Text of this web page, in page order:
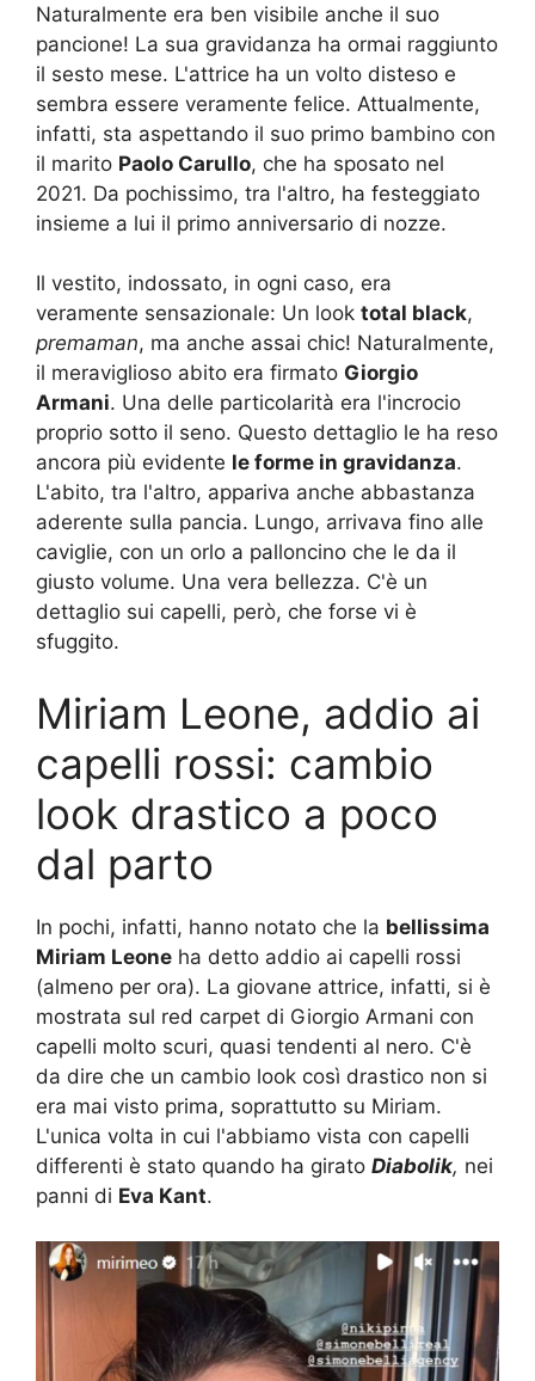
Naturalmente era ben visibile anche il suo
pancione! La sua gravidanza ha ormai raggiunto
il sesto mese. L'attrice ha un volto disteso e
sembra essere veramente felice. Attualmente,
infatti, sta aspettando il suo primo bambino con
il marito Paolo Carullo, che ha sposato nel
2021. Da pochissimo, tra l'altro, ha festeggiato
insieme a lui il primo anniversario di nozze.
Il vestito, indossato, in ogni caso, era
veramente sensazionale: Un look total black,
premaman, ma anche assai chic! Naturalmente,
il meraviglioso abito era firmato Giorgio
Armani. Una delle particolarità era l'incrocio
proprio sotto il seno. Questo dettaglio le ha reso
ancora più evidente le forme in gravidanza.
L'abito, tra l'altro, appariva anche abbastanza
aderente sulla pancia. Lungo, arrivava fino alle
caviglie, con un orlo a palloncino che le da il
giusto volume. Una vera bellezza. C'è un
dettaglio sui capelli, però, che forse vi è
sfuggito.
Miriam Leone, addio ai
capelli rossi: cambio
look drastico a poco
dal parto
In pochi, infatti, hanno notato che la bellissima
Miriam Leone ha detto addio ai capelli rossi
(almeno per ora). La giovane attrice, infatti, si è
mostrata sul red carpet di Giorgio Armani con
capelli molto scuri, quasi tendenti al nero. C'è
da dire che un cambio look così drastico non si
era mai visto prima, soprattutto su Miriam.
L'unica volta in cui l'abbiamo vista con capelli
differenti è stato quando ha girato Diabolik, nei
panni di Eva Kant.